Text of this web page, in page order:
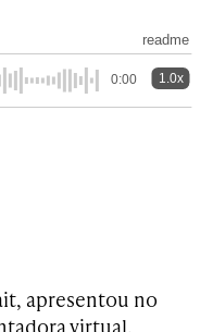
readme
0:00 1.0x
apresentou no
virtual.